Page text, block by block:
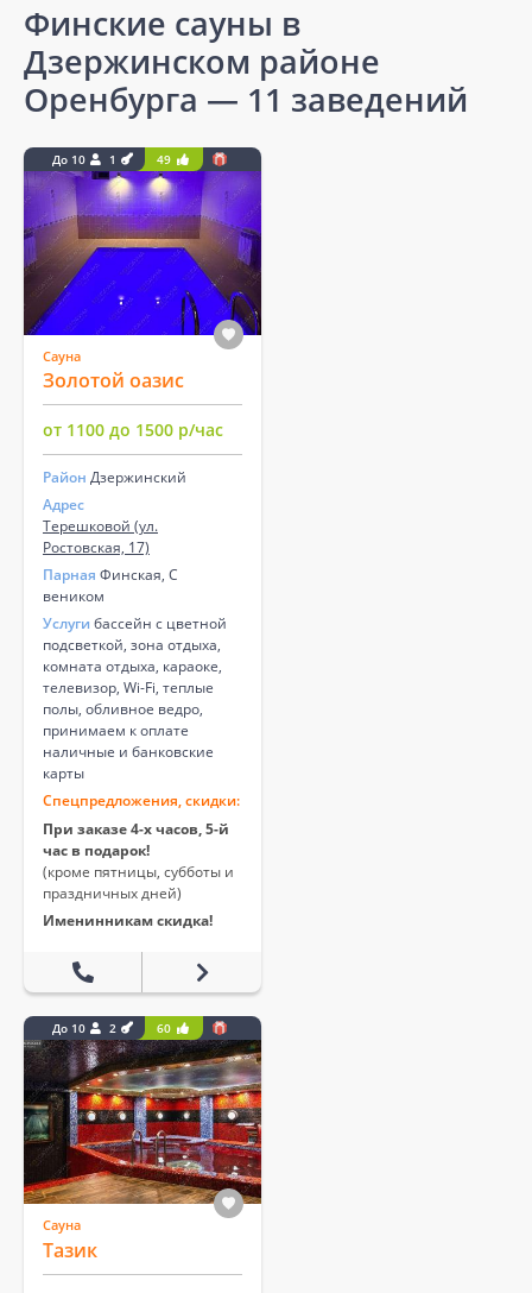
Финские сауны в
Дзержинском районе
Оренбурга — 11 заведений
До 10 1 49
Сауна
Золотой оазис
от 1100 до 1500 р/час
Район Дзержинский
Адрес
Терешковой (ул.
Ростовская, 17)
Парная Финская, С
веником
Услуги бассейн с цветной
подсветкой, зона отдыха,
комната отдыха, караоке,
телевизор, Wi-Fi, теплые
полы, обливное ведро,
принимаем к оплате
наличные и банковские
карты
Спецпредложения, скидки:
При заказе 4-х часов, 5-й
час в подарок!
(кроме пятницы, субботы и
праздничных дней)
Именинникам скидка!
До 10 2 60
Сауна
Тазик